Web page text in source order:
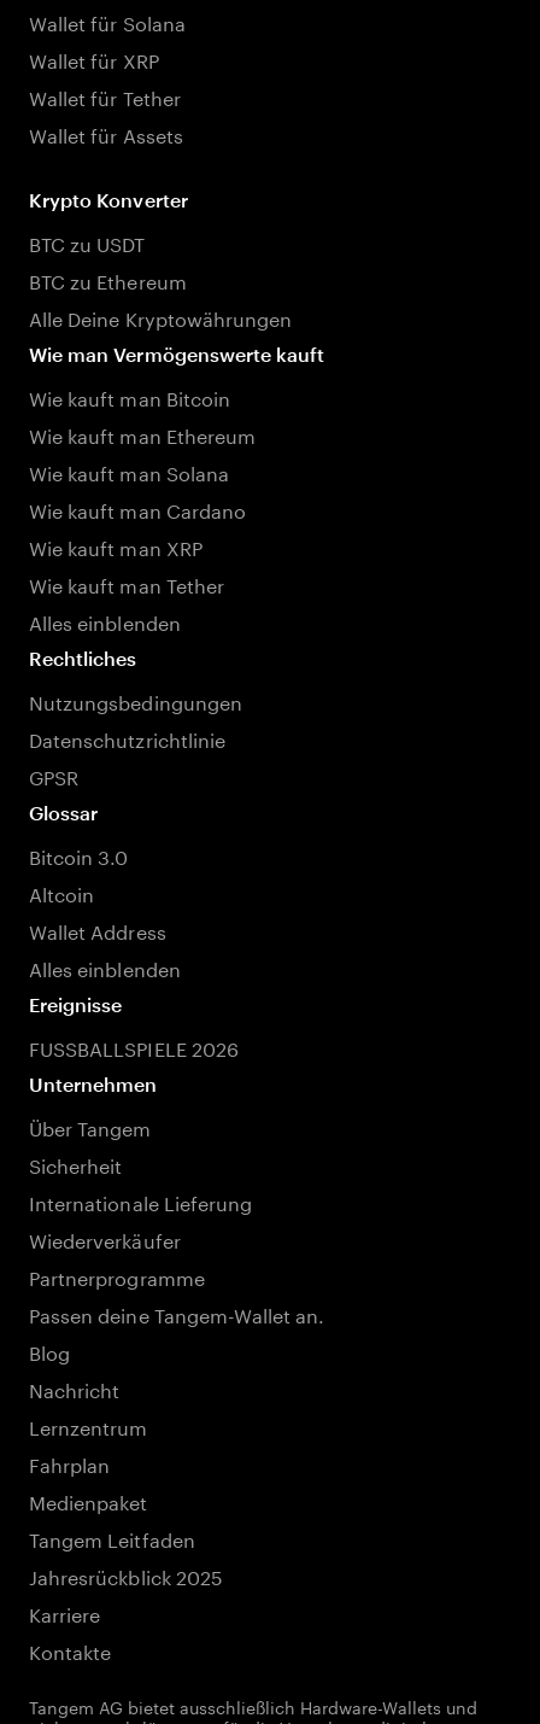
Wallet für Solana
Wallet für XRP
Wallet für Tether
Wallet für Assets
Krypto Konverter
BTC zu USDT
BTC zu Ethereum
Alle Deine Kryptowährungen
Wie man Vermögenswerte kauft
Wie kauft man Bitcoin
Wie kauft man Ethereum
Wie kauft man Solana
Wie kauft man Cardano
Wie kauft man XRP
Wie kauft man Tether
Alles einblenden
Rechtliches
Nutzungsbedingungen
Datenschutzrichtlinie
GPSR
Glossar
Bitcoin 3.0
Altcoin
Wallet Address
Alles einblenden
Ereignisse
FUSSBALLSPIELE 2026
Unternehmen
Über Tangem
Sicherheit
Internationale Lieferung
Wiederverkäufer
Partnerprogramme
Passen deine Tangem-Wallet an.
Blog
Nachricht
Lernzentrum
Fahrplan
Medienpaket
Tangem Leitfaden
Jahresrückblick 2025
Karriere
Kontakte
Tangem AG bietet ausschließlich Hardware-Wallets und